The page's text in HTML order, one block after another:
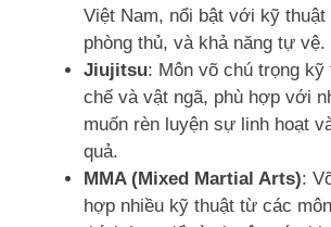
Việt Nam, nổi bật với kỹ thuật
phòng thủ, và khả năng tự vệ.
Jiujitsu: Môn võ chú trọng kỹ
chế và vật ngã, phù hợp với
muốn rèn luyện sự linh hoạt
quả.
MMA (Mixed Martial Arts):
hợp nhiều kỹ thuật từ các